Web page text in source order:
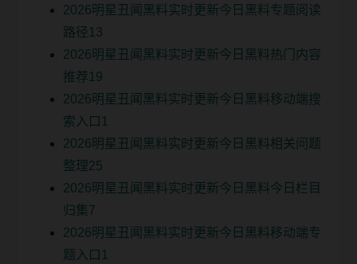
2026明星丑闻黑料实时更新今日黑料专题阅读
路径13
2026明星丑闻黑料实时更新今日黑料热门内容
推荐19
2026明星丑闻黑料实时更新今日黑料移动端搜
索入口1
2026明星丑闻黑料实时更新今日黑料相关问题
整理25
2026明星丑闻黑料实时更新今日黑料今日栏目
归集7
2026明星丑闻黑料实时更新今日黑料移动端专
题入口1